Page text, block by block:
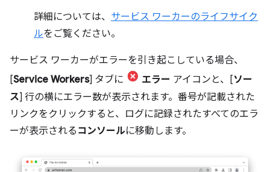
詳細については、 サービス ワーカーのライフサイク
ルをご覧ください。
サービス ワーカーがエラーを引き起こしている場合、
[Service Workers] タブに エラー アイコンと、[ソー
ス] 行の横にエラー数が表示されます。番号が記載された
リンクをクリックすると、ログに記録されたすべてのエラ
ーが表示される コンソールに移動します。